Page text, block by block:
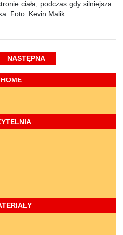
HOME
ciała, podczas gdy silniejsza
Foto: Kevin Malik
NASTĘPNA